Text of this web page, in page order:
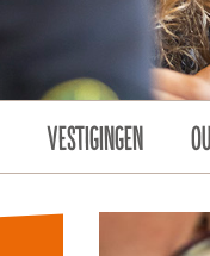
VESTIGINGEN